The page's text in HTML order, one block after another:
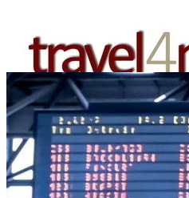
EUROPA
DEUTSCHLAND
FINNLAND
FRANKREICH
GRIECHENLAND